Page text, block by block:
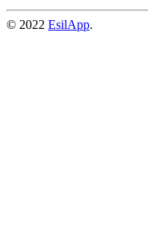
© 2022 EsilApp.